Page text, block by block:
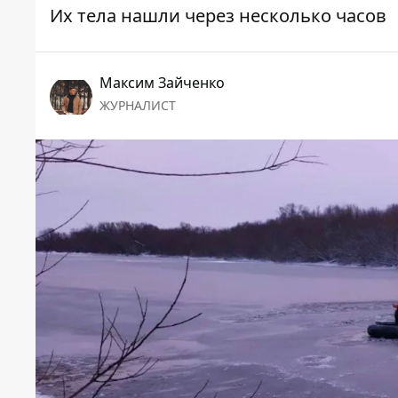
Их тела нашли через несколько часов
Максим Зайченко
ЖУРНАЛИСТ